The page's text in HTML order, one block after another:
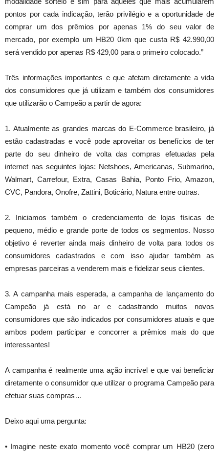
pontos por cada indicação, terão privilégio e a oportunidade de
comprar um dos prêmios por apenas 1% do seu valor de
mercado, por exemplo um HB20 0km que custa R$ 42.990,00
será vendido por apenas R$ 429,00 para o primeiro colocado.”
Três informações importantes e que afetam diretamente a vida
dos consumidores que já utilizam e também dos consumidores
que utilizarão o Campeão a partir de agora:
1. Atualmente as grandes marcas do E-Commerce brasileiro, já
estão cadastradas e você pode aproveitar os benefícios de ter
parte do seu dinheiro de volta das compras efetuadas pela
internet nas seguintes lojas: Netshoes, Americanas, Submarino,
Walmart, Carrefour, Extra, Casas Bahia, Ponto Frio, Amazon,
CVC, Pandora, Onofre, Zattini, Boticário, Natura entre outras.
2. Iniciamos também o credenciamento de lojas físicas de
pequeno, médio e grande porte de todos os segmentos. Nosso
objetivo é reverter ainda mais dinheiro de volta para todos os
consumidores cadastrados e com isso ajudar também as
empresas parceiras a venderem mais e fidelizar seus clientes.
3. A campanha mais esperada, a campanha de lançamento do
Campeão já está no ar e cadastrando muitos novos
consumidores que são indicados por consumidores atuais e que
ambos podem participar e concorrer a prêmios mais do que
interessantes!
A campanha é realmente uma ação incrível e que vai beneficiar
diretamente o consumidor que utilizar o programa Campeão para
efetuar suas compras…
Deixo aqui uma pergunta:
• Imagine neste exato momento você comprar um HB20 (zero